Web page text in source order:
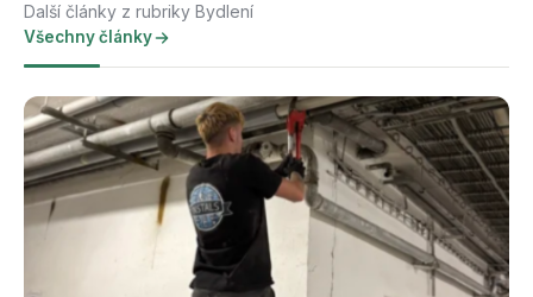
Další články z rubriky Bydlení
Všechny články